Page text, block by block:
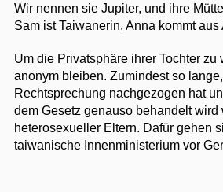
Wir nennen sie Jupiter, und ihre
Sam ist Taiwanerin, Anna kommt aus
Um die Privatsphäre ihrer Tochter zu
anonym bleiben. Zumindest so
Rechtsprechung nachgezogen hat
dem Gesetz genauso behandelt wird
heterosexueller Eltern. Dafür gehen
taiwanische Innenministerium vor